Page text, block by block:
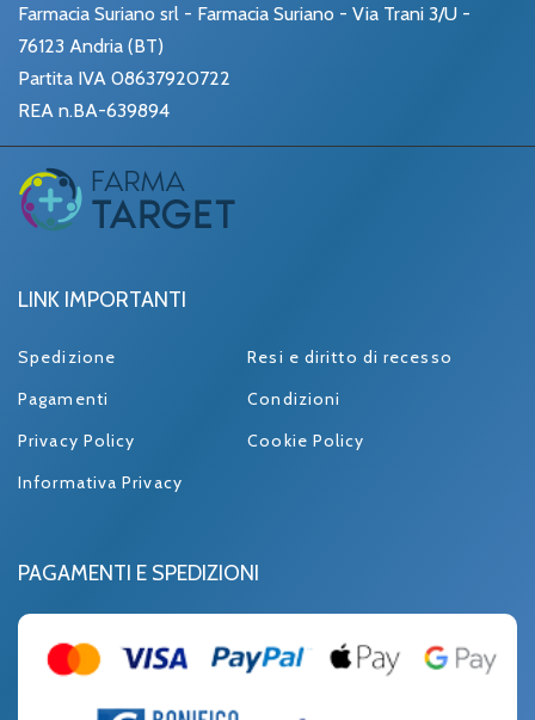
Farmacia Suriano srl - Farmacia Suriano - Via Trani 3/U -
76123 Andria (BT)
Partita IVA 08637920722
REA n.BA-639894
LINK IMPORTANTI
Spedizione
Resi e diritto di recesso
Pagamenti
Condizioni
Privacy Policy
Cookie Policy
Informativa Privacy
PAGAMENTI E SPEDIZIONI